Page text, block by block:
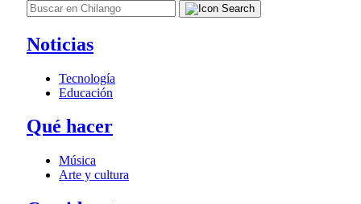
Noticias
Tecnología
Educación
Qué hacer
Música
Arte y cultura